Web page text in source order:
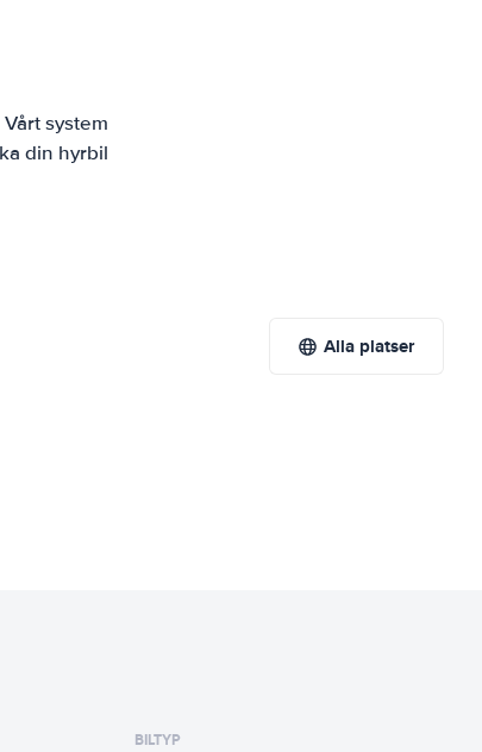
system
din hyrbil
Alla platser
BILTYP